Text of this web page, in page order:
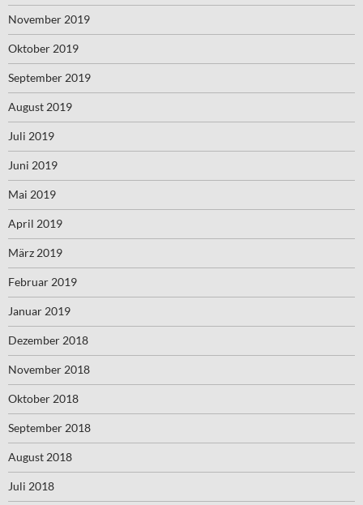
November 2019
Oktober 2019
September 2019
August 2019
Juli 2019
Juni 2019
Mai 2019
April 2019
März 2019
Februar 2019
Januar 2019
Dezember 2018
November 2018
Oktober 2018
September 2018
August 2018
Juli 2018